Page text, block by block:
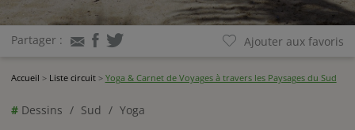
Terres Sauvages : de
l’Andringitra au
Makay
Partager : Ajouter aux favoris
Accueil > Liste circuit> Yoga & Carnet de Voyages à travers les Paysages du Sud
# Dessins Sud Yoga